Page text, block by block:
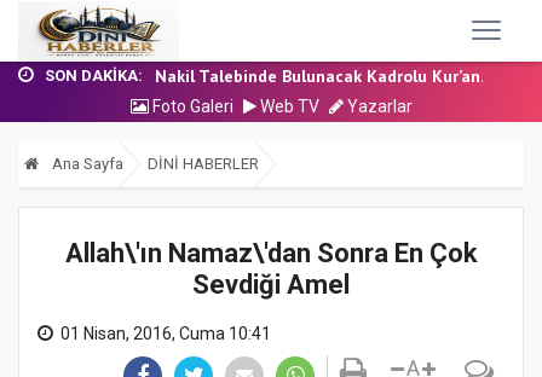
SON DAKIKA:
24 Temmuz 2026 - Cuma Hutbesi
7 Ağustos 2026 - Cuma Hutbesi
Nakil Talebinde Bulunacak Kadrolu Kur’an...
Aşçı Alımı (Kurum İçi) Sınavı (Sözlü) So...
24 Temmuz 2026 - Cuma Hutbesi
7 Ağustos 2026 - Cuma Hutbesi
Foto Galeri Web TV Yazarlar
Ana Sayfa DİNİ HABERLER
Allah\'ın Namaz\'dan Sonra En Çok
Sevdiği Amel
01 Nisan, 2016, Cuma 10:41
A